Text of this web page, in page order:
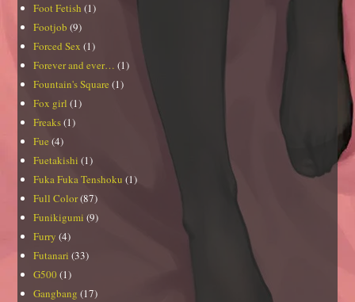
Foot Fetish (1)
Footjob (9)
Forced Sex (1)
Forever and ever… (1)
Fountain's Square (1)
Fox girl (1)
Freaks(1)
Fue (4)
Fuetakishi (1)
Fuka Fuka Tenshoku (1)
Full Color(87)
Funikigumi (9)
Furry (4)
Futanari (33)
G500 (1)
Gangbang (17)